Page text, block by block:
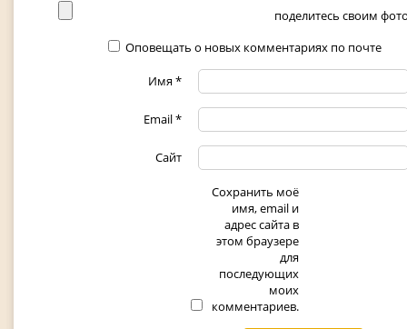
поделитесь своим
Оповещать о новых комментариях по почте
Имя*
Email*
Сайт
Сохранить моё
имя, email и
адрес сайта в
этом браузере
для
последующих
моих
комментариев.